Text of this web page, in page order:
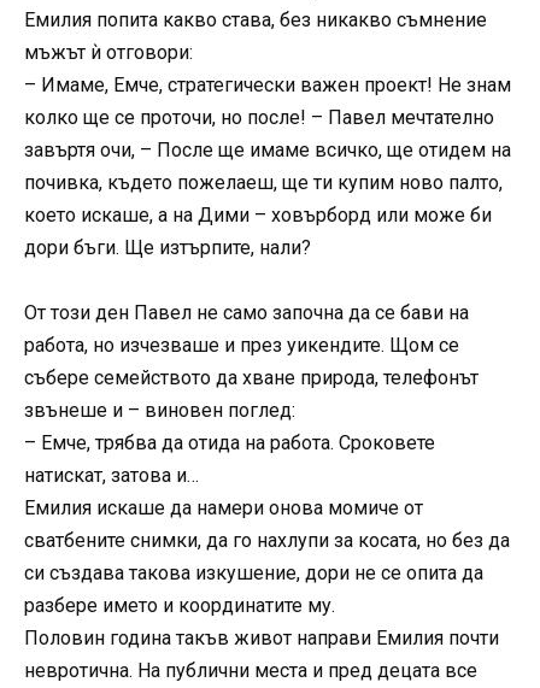
Емилия попита какво става, без никакво съмнение
мъжът ѝ отговори:
– Имаме, Емче, стратегически важен проект! Не знам
колко ще се проточи, но после! – Павел мечтателно
завъртя очи, – После ще имаме всичко, ще отидем на
почивка, където пожелаеш, ще ти купим ново палто,
което искаше, а на Дими – ховърборд или може би
дори бъги. Ще изтърпите, нали?
От този ден Павел не само започна да се бави на
работа, но изчезваше и през уикендите. Щом се
събере семейството да хване природа, телефонът
звънеше и – виновен поглед:
– Емче, трябва да отида на работа. Сроковете
натискат, затова и…
Емилия искаше да намери онова момиче от
сватбените снимки, да го нахлупи за косата, но без да
си създава такова изкушение, дори не се опита да
разбере името и координатите му.
Половин година такъв живот направи Емилия почти
невротична. На публични места и пред децата все